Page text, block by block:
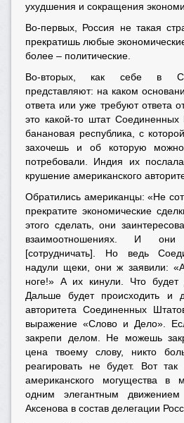
ухудшения и сокращения
Во-первых, Россия не такая
прекратишь любые
более – политические.
Во-вторых, как себе в
представляют: на каком
ответа или уже требуют ответа
это какой-то штат
банановая республика, с
захочешь и об которую
потребовали. Индия их
крушение американского
Обратились американцы: «Не
прекратите экономические
этого сделать, они
взаимоотношениях. И они
[сотрудничать]. Но ведь
надули щеки, они ж заявили:
ноге!» А их кинули. Что будет
Дальше будет происходить и
авторитета Соединенных
выражение «Слово и Дело».
закрепи делом. Не можешь
цена твоему слову, никто
реагировать не будет. Вот так
американского могущества
одним элегантным
Аксенова в состав делегации